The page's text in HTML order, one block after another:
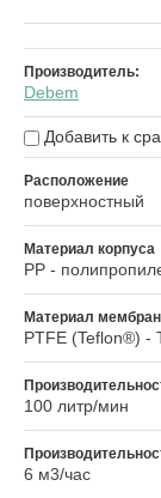
Производитель:
Debem
Добавить к
Расположение
поверхностный
Материал корпуса
PP -
Материал мембран
PTFE (Teflon®) -
100 литр/мин
6 м3/час